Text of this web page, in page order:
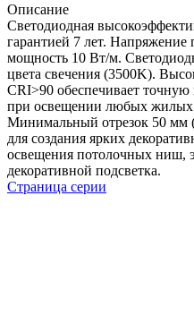
Описание
Светодиодная
гарантией 7 лет.
мощность 10 Вт/м.
цвета свечения (3500K).
CRI>90 обеспечивает точную
при освещении любых
Минимальный отрезок 50 мм
для создания ярких
освещения потолочных ниш,
декоративной подсветка.
Страница серии